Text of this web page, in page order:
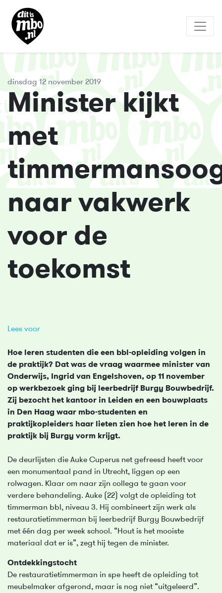
dinsdag 12 november 2019
Minister kijkt
met
naar vakwerk
voor de
toekomst
Lees voor
Hoe leren studenten die een bbl-opleiding volgen in
de praktijk? Dat was de vraag waarmee minister van
Onderwijs, Ingrid van Engelshoven, op 11 november
op werkbezoek ging bij leerbedrijf Burgy Bouwbedrijf.
Zij bezocht het kantoor in Leiden en een bouwplaats
in Den Haag waar mbo-studenten en
praktijkopleiders haar lieten zien hoe het leren in de
praktijk bij Burgy vorm krijgt.
De deurlijsten die Auke Cuperus net gefreesd heeft voor
een monumentaal pand in Utrecht, liggen op een
rolwagen. Klaar om naar zijn collega te gaan voor
verdere behandeling. Auke (22) volgt de opleiding tot
timmerman bbl, niveau 3. Hij combineert zijn werk als
restauratietimmerman bij leerbedrijf Burgy Bouwbedrijf
met één dag per week school. “Hout is het mooiste
materiaal dat er is”, zegt hij tegen de minister.
Ontdekkingstocht
De restauratietimmerman in spe heeft de opleiding tot
meubelmaker afgerond, maar is nog niet “uitgeleerd”.